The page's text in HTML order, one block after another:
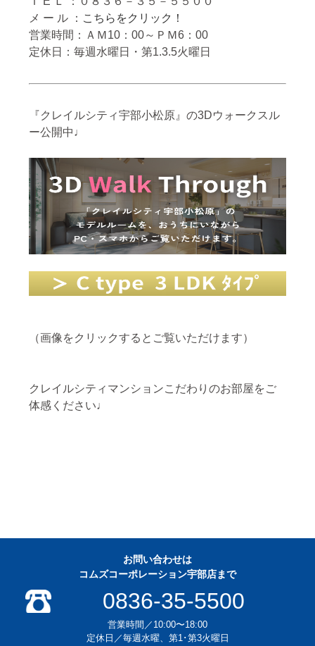
メ ー ル ： こちらをクリック！
営業時間：ＡＭ10：00～ＰＭ6：00
定休日：毎週水曜日・第1.3.5火曜日
『クレイルシティ宇部小松原』の3Dウォークスル
ー公開中♩
（画像をクリックするとご覧いただけます）
クレイルシティマンションこだわりのお部屋をご
体感ください♩
お問い合わせは
コムズコーポレーション宇部店まで
0836-35-5500
営業時間／10:00〜18:00
定休日／毎週水曜、第1･第3火曜日